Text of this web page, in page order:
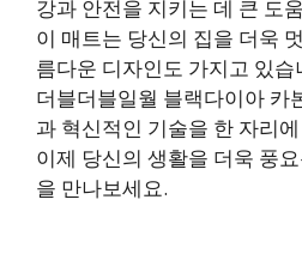
강과 안전을 지키는 데 큰 도
이 매트는 당신의 집을 더욱
름다운 디자인도 가지고 있습
더블더블일월 블랙다이아 카
과 혁신적인 기술을 한 자리
이제 당신의 생활을 더욱 풍
을 만나보세요.